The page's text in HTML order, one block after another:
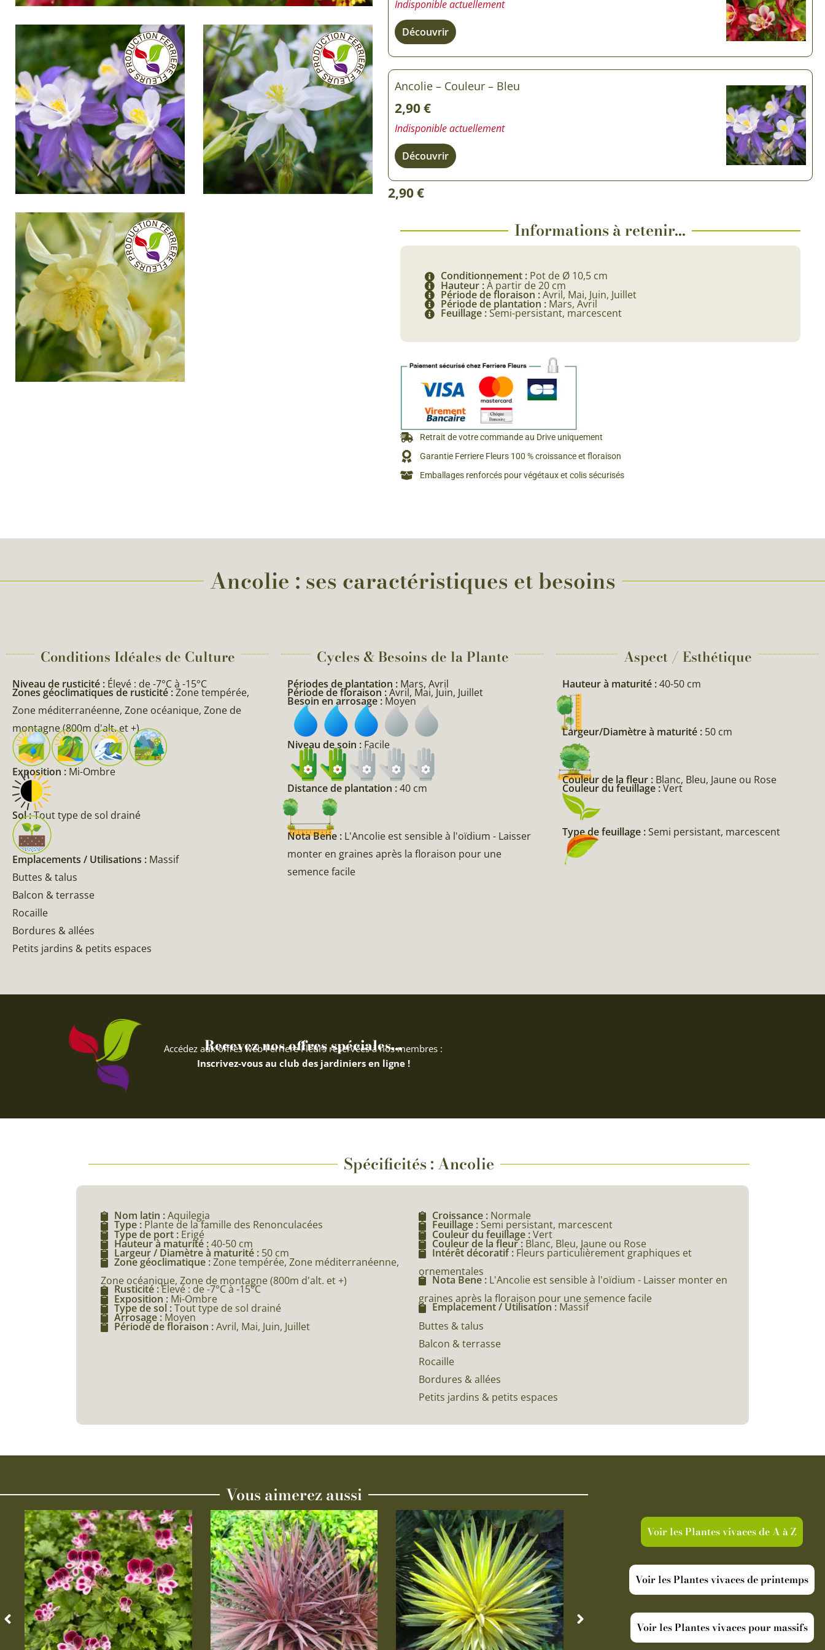
Rosiers parfumés
Rosiers grimpants
Bulbes de fleurs de A à Z
Indisponible actuellement
Découvrir
Ancolie – Couleur – Bleu
2,90€
Indisponible actuellement
Découvrir
2,90€
Informations à retenir...
Conditionnement : Pot de Ø 10,5 cm
Hauteur :À partir de 20 cm
Période de floraison :Avril, Mai, Juin, Juillet
Période de plantation : Mars, Avril
Feuillage :Semi-persistant, marcescent
Retrait de votre commande au Drive uniquement
Garantie Ferriere Fleurs 100 % croissance et floraison
Emballages renforcés pour végétaux et colis sécurisés
Ancolie : ses caractéristiques et besoins
Conditions Idéales de Culture
Niveau de rusticité : Élevé : de -7°C à -15°C
Zones géoclimatiques de rusticité :Zone tempérée,
Zone méditerranéenne, Zone océanique, Zone de
montagne (800m d'alt. et +)
Exposition : Mi-Ombre
Sol :Tout type de sol drainé
Emplacements / Utilisations : Massif
Buttes & talus
Balcon & terrasse
Rocaille
Bordures & allées
Petits jardins & petits espaces
Cycles & Besoins de la Plante​
Périodes de plantation : Mars, Avril
Période de floraison :Avril, Mai, Juin, Juillet
Besoin en arrosage : Moyen
Niveau de soin :Facile
Distance de plantation :40 cm
Nota Bene : L'Ancolie est sensible à l'oïdium - Laisser
monter en graines après la floraison pour une
semence facile
Aspect / Esthétique
Hauteur à maturité :40-50 cm
Largeur/Diamètre à maturité : 50 cm
Couleur de la fleur : Blanc, Bleu, Jaune ou Rose
Couleur du feuillage :Vert
Type de feuillage :Semi persistant, marcescent
Recevez nos offres spéciales...
Accédez aux offres web Ferriere Fleurs réservées à nos membres :
Inscrivez-vous au club des jardiniers en ligne !
Spécificités : Ancolie
Nom latin :Aquilegia
Type : Plante de la famille des Renonculacées
Type de port : Erigé
Hauteur à maturité :40-50 cm
Largeur / Diamètre à maturité : 50 cm
Zone géoclimatique :Zone tempérée, Zone méditerranéenne,
Zone océanique, Zone de montagne (800m d'alt. et +)
Rusticité :Élevé : de -7°C à -15°C
Exposition : Mi-Ombre
Type de sol :Tout type de sol drainé
Arrosage : Moyen
Période de floraison :Avril, Mai, Juin, Juillet
Croissance : Normale
Feuillage :Semi persistant, marcescent
Couleur du feuillage :Vert
Couleur de la fleur : Blanc, Bleu, Jaune ou Rose
Intérêt décoratif : Fleurs particulièrement graphiques et
ornementales
Nota Bene : L'Ancolie est sensible à l'oïdium - Laisser monter en
graines après la floraison pour une semence facile
Emplacement / Utilisation : Massif
Buttes & talus
Balcon & terrasse
Rocaille
Bordures & allées
Petits jardins & petits espaces
Vous aimerez aussi
Ce
produit
a
plusieurs
variations.
Les
options
peuvent
Voir les Plantes vivaces de A à Z
Voir les Plantes vivaces de printemps
Voir les Plantes vivaces pour massifs